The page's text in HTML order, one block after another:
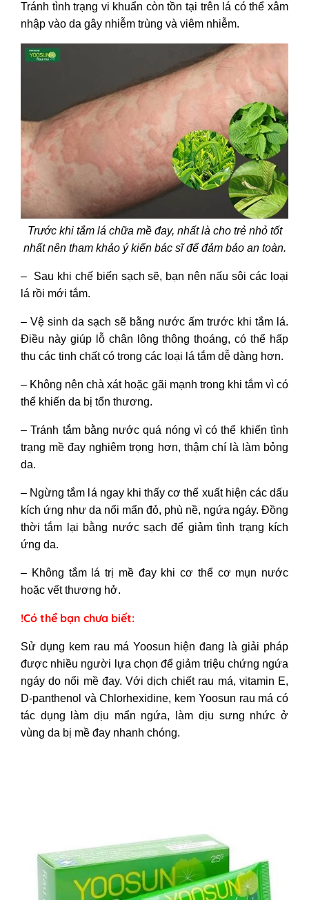
Tránh tình trạng vi khuẩn còn tồn tại trên lá có thể xâm
nhập vào da gây nhiễm trùng và viêm nhiễm.
Trước khi tắm lá chữa mề đay, nhất là cho trẻ nhỏ tốt
nhất nên tham khảo ý kiến bác sĩ để đảm bảo an toàn.
– Sau khi chế biến sạch sẽ, bạn nên nấu sôi các loại
lá rồi mới tắm.
– Vệ sinh da sạch sẽ bằng nước ấm trước khi tắm lá.
Điều này giúp lỗ chân lông thông thoáng, có thể hấp
thu các tinh chất có trong các loại lá tắm dễ dàng hơn.
– Không nên chà xát hoặc gãi mạnh trong khi tắm vì có
thể khiến da bị tổn thương.
– Tránh tắm bằng nước quá nóng vì có thể khiến tình
trạng mề đay nghiêm trọng hơn, thậm chí là làm bỏng
da.
– Ngừng tắm lá ngay khi thấy cơ thể xuất hiện các dấu
kích ứng như da nổi mẩn đỏ, phù nề, ngứa ngáy. Đồng
thời tắm lại bằng nước sạch để giảm tình trạng kích
ứng da.
– Không tắm lá trị mề đay khi cơ thể cơ mụn nước
hoặc vết thương hở.
!Có thể bạn chưa biết:
Sử dụng kem rau má Yoosun hiện đang là giải pháp
được nhiều người lựa chọn để giảm triệu chứng ngứa
ngáy do nổi mề đay. Với dịch chiết rau má, vitamin E,
D-panthenol và Chlorhexidine, kem Yoosun rau má có
tác dụng làm dịu mẩn ngứa, làm dịu sưng nhức ở
vùng da bị mề đay nhanh chóng.